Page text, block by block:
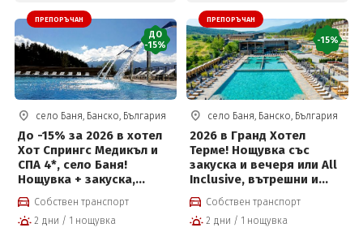
ПРЕПОРЪЧАН
ДО
-15%
село Баня, Банско, България
До -15% за 2026 в хотел
Хот Спрингс Медикъл и
СПА 4*, село Баня!
Нощувка + закуска,
вечеря, вътрешен и
външен басейн с
минерална вода и Уелнес
Собствен транспорт
2 дни / 1 нощувка
ПРЕПОРЪЧАН
-15%
село Баня, Банско, България
2026 в Гранд Хотел
Терме! Нощувка със
закуска и вечеря или All
Inclusive, вътрешни и
външни басейни с топла
минерална вода, FUN
Park Therme, Уелнес
Собствен транспорт
2 дни / 1 нощувка